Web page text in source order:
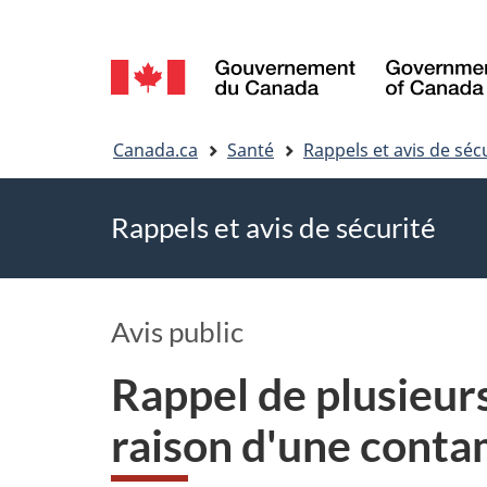
Sélection
de
la
Canada.ca Santé Rappels et avis de
Rappels et avis de sécurité
Avis public
Rappel de
raison d'une